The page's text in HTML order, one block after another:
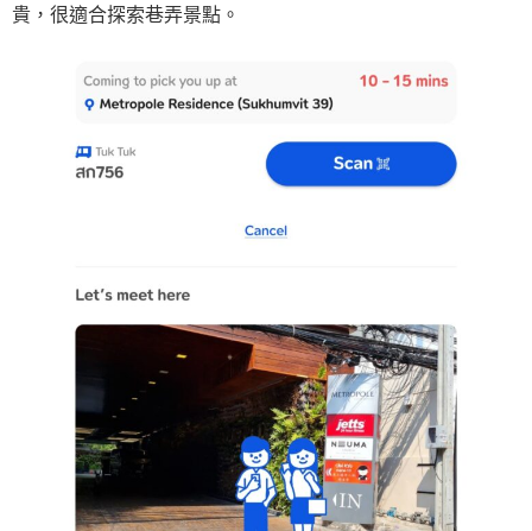
貴，很適合探索巷弄景點。